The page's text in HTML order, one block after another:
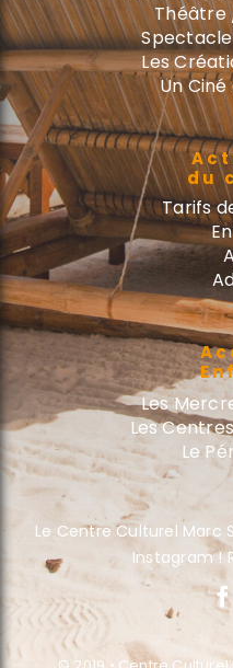
Théâtre
Les
Un Ciné
du
Tarifs
Les
Les
Le
Le Centre Culturel Marc
Instagram !